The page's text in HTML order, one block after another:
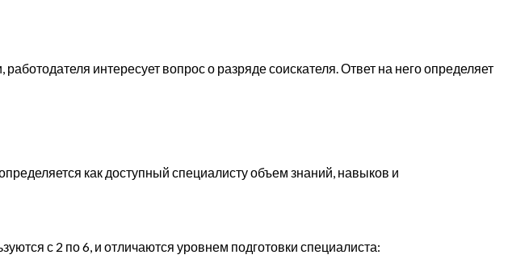
интересует вопрос о разряде соискателя. Ответ на него определяет
как доступный специалисту объем знаний, навыков и
с 2 по 6, и отличаются уровнем подготовки специалиста: